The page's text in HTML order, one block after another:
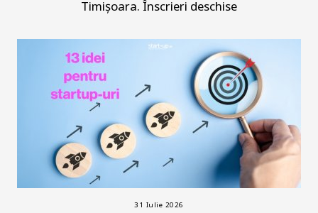
Timișoara. Înscrieri deschise
31 Iulie 2026